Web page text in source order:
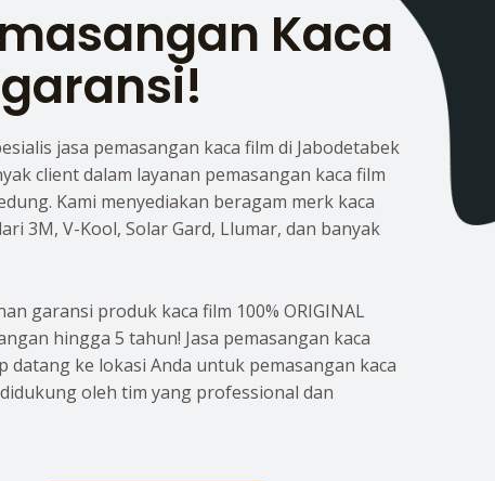
Kaca
jasa pemasangan kaca film di Jabodetabek
client dalam layanan pemasangan kaca film
Kami menyediakan beragam merk kaca
3M, V-Kool, Solar Gard, Llumar, dan banyak
garansi produk kaca film 100% ORIGINAL
hingga 5 tahun! Jasa pemasangan kaca
datang ke lokasi Anda untuk pemasangan kaca
oleh tim yang professional dan